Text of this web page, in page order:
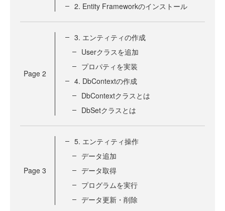
2. Entity Frameworkのインストール
Page 2
3. エンティティの作成
Userクラスを追加
プロパティを実装
4. DbContextの作成
DbContextクラスとは
DbSetクラスとは
Page 3
5. エンティティ操作
データ追加
データ取得
プログラムを実行
データ更新・削除